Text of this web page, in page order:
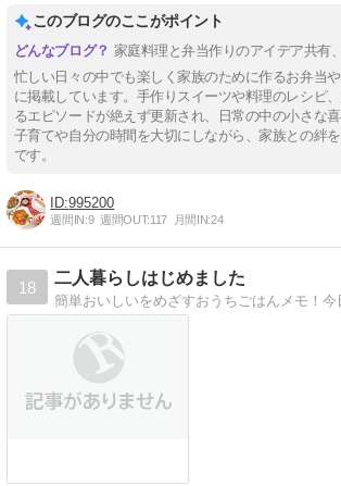
このブログのここがポイント
家庭料理と弁当作りのアイデア共有
忙しい日々の中でも楽しく家族のために作るお弁当
に掲載しています。手作りスイーツや料理のレシピ
るエピソードが絶えず更新され、日常の中の小さな喜
子育てや自分の時間を大切にしながら、家族との絆
です。
995200
週間IN:9 週間OUT:117 月間IN:24
18
二人暮らしはじめました